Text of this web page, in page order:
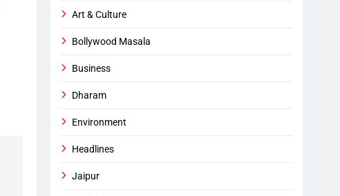
Art & Culture
Bollywood Masala
Business
Dharam
Environment
Headlines
Jaipur